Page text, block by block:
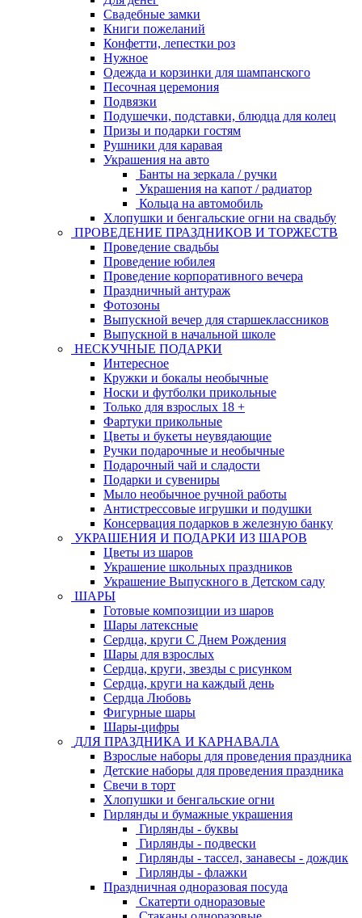
Свадебные замки
Книги пожеланий
Конфетти, лепестки роз
Нужное
Одежда и корзинки для шампанского
Песочная церемония
Подвязки
Подушечки, подставки, блюдца для колец
Призы и подарки гостям
Рушники для каравая
Украшения на авто
Банты на зеркала / ручки
Украшения на капот / радиатор
Кольца на автомобиль
Хлопушки и бенгальские огни на свадьбу
ПРОВЕДЕНИЕ ПРАЗДНИКОВ И ТОРЖЕСТВ
Проведение свадьбы
Проведение юбилея
Проведение корпоративного вечера
Праздничный антураж
Фотозоны
Выпускной вечер для старшеклассников
Выпускной в начальной школе
НЕСКУЧНЫЕ ПОДАРКИ
Интересное
Кружки и бокалы необычные
Носки и футболки прикольные
Только для взрослых 18 +
Фартуки прикольные
Цветы и букеты неувядающие
Ручки подарочные и необычные
Подарочный чай и сладости
Подарки и сувениры
Мыло необычное ручной работы
Антистрессовые игрушки и подушки
Консервация подарков в железную банку
УКРАШЕНИЯ И ПОДАРКИ ИЗ ШАРОВ
Цветы из шаров
Украшение школьных праздников
Украшение Выпускного в Детском саду
ШАРЫ
Готовые композиции из шаров
Шары латексные
Сердца, круги С Днем Рождения
Шары для взрослых
Сердца, круги, звезды с рисунком
Сердца, круги на каждый день
Сердца Любовь
Фигурные шары
Шары-цифры
ДЛЯ ПРАЗДНИКА И КАРНАВАЛА
Взрослые наборы для проведения праздника
Детские наборы для проведения праздника
Свечи в торт
Хлопушки и бенгальские огни
Гирлянды и бумажные украшения
Гирлянды - буквы
Гирлянды - подвески
Гирлянды - тассел, занавесы - дождик
Гирлянды - флажки
Праздничная одноразовая посуда
Скатерти одноразовые